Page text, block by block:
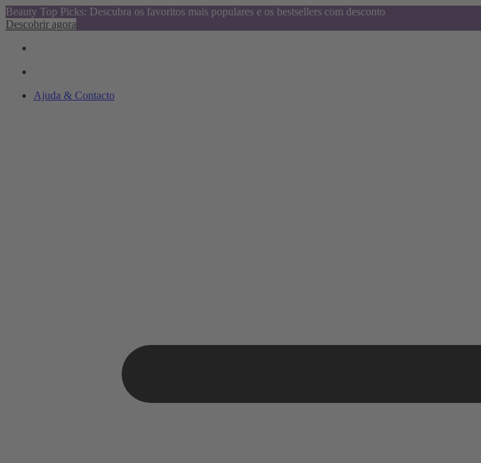
Beauty Top Picks: Descubra os favoritos mais populares e os bestsellers com desconto
Descobrir agora
Ajuda & Contacto